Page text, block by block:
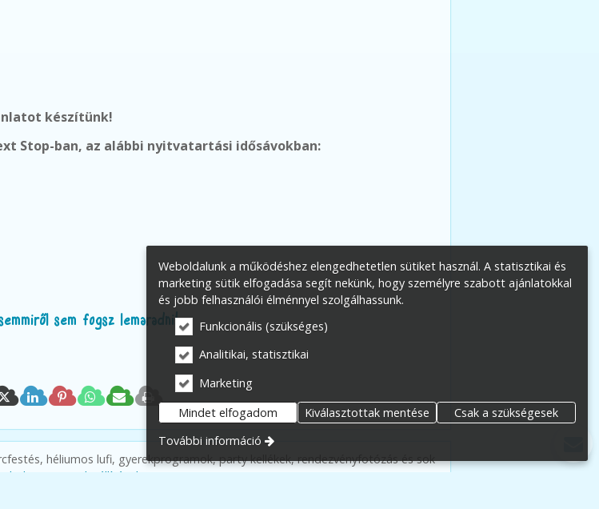
készítünk!
Stop-ban, az alábbi nyitvatartási idősávokban:
sem fogsz lemaradni!
héliumos lufi, gyerekprogramok, party kellékek, rendezvényfotózás és sok
Süti beállítások
Weboldalunk a működéshez elengedhetetlen sütiket használ. A statisztikai és
marketing sütik elfogadása segít nekünk, hogy személyre szabott ajánlatokkal
és jobb felhasználói élménnyel szolgálhassunk.
Funkcionális (szükséges)
Analitikai, statisztikai
Marketing
Mindet elfogadom
Kiválasztottak mentése
Csak a szükségesek
További információ